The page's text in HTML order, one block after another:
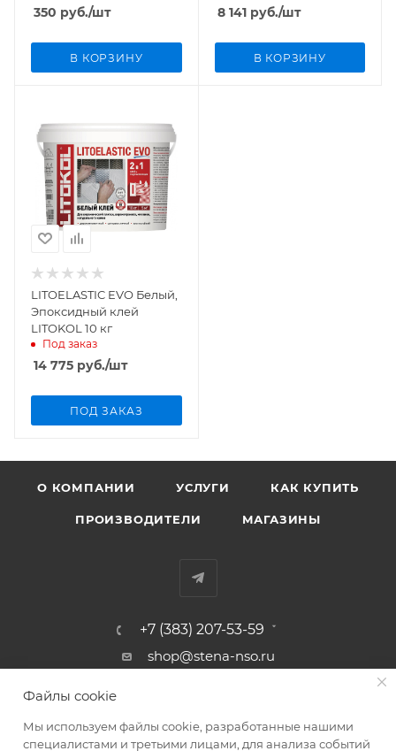
350 руб./шт
В КОРЗИНУ
8 141руб./шт
В КОРЗИНУ
LITOELASTIC EVO Белый,
Эпоксидный клей
LITOKOL 10 кг
Под заказ
14 775 руб./шт
ПОД ЗАКАЗ
О КОМПАНИИ УСЛУГИ КАК КУПИТЬ
ПРОИЗВОДИТЕЛИ МАГАЗИНЫ
+7 (383) 207-53-59
shop@stena-nso.ru
г.Новосибирск ул.Восход, 26/1
ПОЛИТИКА КОНФИДЕНЦИАЛЬНОСТИ
Файлы cookie
Мы используем файлы cookie, разработанные нашими
специалистами и третьими лицами, для анализа событий